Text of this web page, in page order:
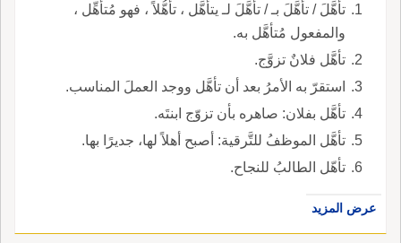
تأهَّلَ / تأهَّلَ بـ / تأهَّلَ لـ يتأهَّل ، تأهُّلاً ، فهو مُتأهِّل ،
والمفعول مُتأهَّل به.
تأهَّل فلانٌ تزوَّج.
استقرّ به الأمرُ بعد أن تأهَّل ووجد العملَ المناسب.
تأهَّل بفلان: صاهره بأن تزوّج ابنتَه.
تأهَّل الموظفُ للتَّرقية: أصبح أهلاً لها، جديرًا بها.
تأهّل الطالبُ للنجاح.
عرض المزيد